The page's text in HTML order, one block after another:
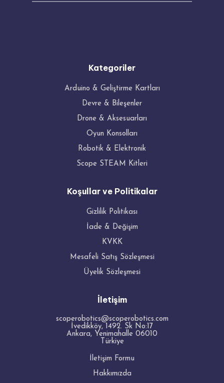
Kategoriler
Arduino & Geliştirme Kartları
Devre & Bileşenler
Drone & Aksesuarları
Oyun Konsolları
Robotik & Elektronik
Scope STEAM Kitleri
Koşullar ve Politikalar
Gizlilik Politikası
İade & Değişim
KVKK
Mesafeli Satış Sözleşmesi
Üyelik Sözleşmesi
İletişim
scoperobotics@scoperobotics.com
İvedikköy, 1492. Sk No:17
Ankara, Yenimahalle 06010
Türkiye
İletişim Formu
Hakkımızda